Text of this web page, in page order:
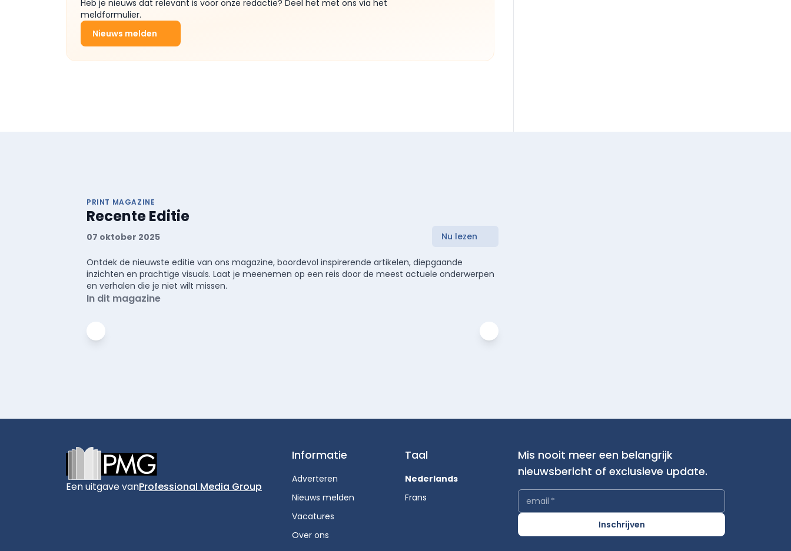
Heb je nieuws dat relevant is voor onze redactie? Deel het met ons via het
meldformulier.
Nieuws melden
PRINT MAGAZINE
Recente Editie
07 oktober 2025 Nu lezen
Ontdek de nieuwste editie van ons magazine, boordevol inspirerende artikelen, diepgaande
inzichten en prachtige visuals. Laat je meenemen op een reis door de meest actuele onderwerpen
en verhalen die je niet wilt missen.
In dit magazine
Een uitgave vanProfessional Media Group
Informatie
Adverteren
Nieuws melden
Vacatures
Over ons
Taal
Nederlands
Frans
Mis nooit meer een belangrijk
nieuwsbericht of exclusieve update.
email *
Inschrijven